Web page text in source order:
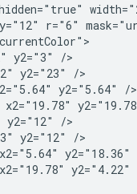
r="6"
y2="3" />
y2="23" />
y2="5.64" />
y2="12" />
y2="12" />
y2="18.36"
y2="4.22"